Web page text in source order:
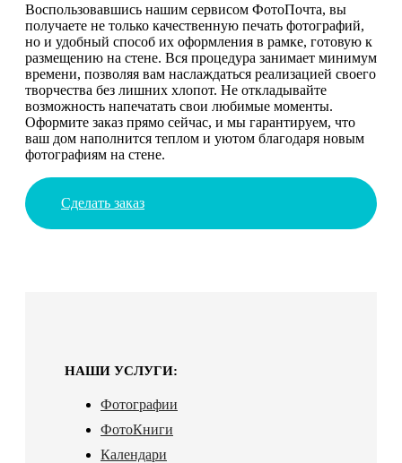
Воспользовавшись нашим сервисом ФотоПочта, вы
получаете не только качественную печать фотографий,
но и удобный способ их оформления в рамке, готовую к
размещению на стене. Вся процедура занимает минимум
времени, позволяя вам наслаждаться реализацией своего
творчества без лишних хлопот. Не откладывайте
возможность напечатать свои любимые моменты.
Оформите заказ прямо сейчас, и мы гарантируем, что
ваш дом наполнится теплом и уютом благодаря новым
фотографиям на стене.
Сделать заказ
НАШИ УСЛУГИ:
Фотографии
ФотоКниги
Календари